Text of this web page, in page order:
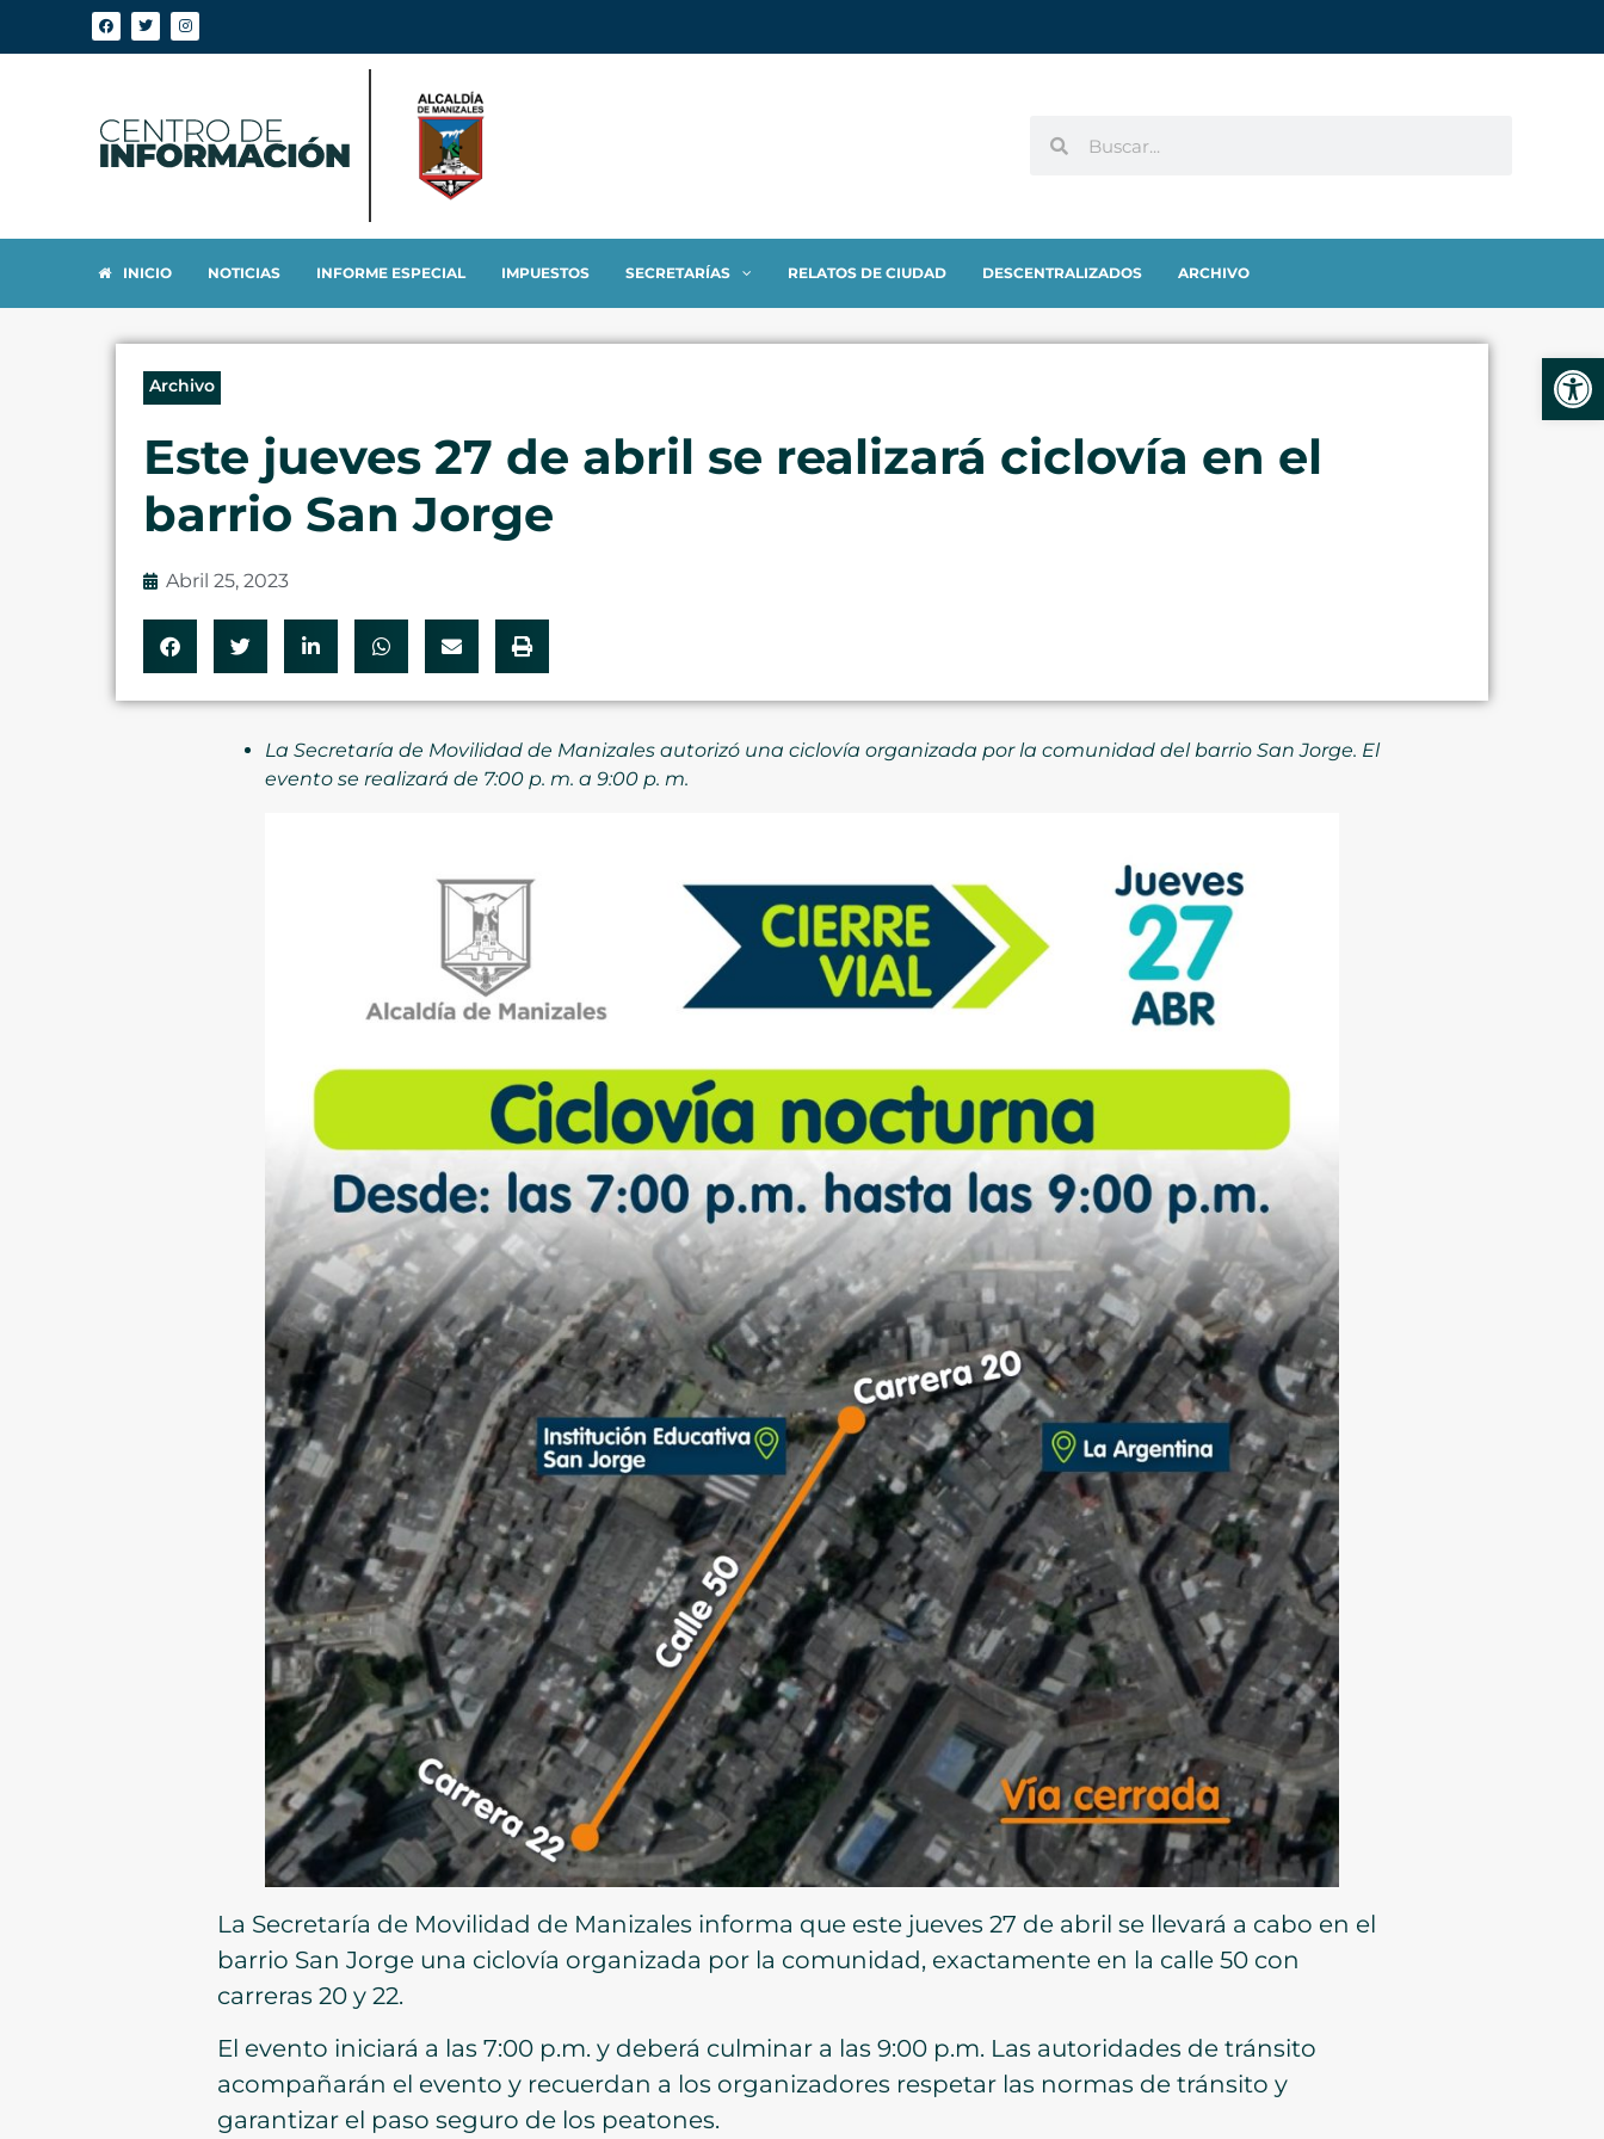
INICIO NOTICIAS INFORME ESPECIAL IMPUESTOS SECRETARÍAS RELATOS DE CIUDAD DESCENTRALIZADOS ARCHIVO
Archivo
Este jueves 27 de abril se realizará ciclovía en el
barrio San Jorge
Abril 25, 2023
La Secretaría de Movilidad de Manizales autorizó una ciclovía organizada por la comunidad del barrio San Jorge. El
evento se realizará de 7:00 p. m. a 9:00 p. m.
La Secretaría de Movilidad de Manizales informa que este jueves 27 de abril se llevará a cabo en el
barrio San Jorge una ciclovía organizada por la comunidad, exactamente en la calle 50 con
carreras 20 y 22.
El evento iniciará a las 7:00 p.m. y deberá culminar a las 9:00 p.m. Las autoridades de tránsito
acompañarán el evento y recuerdan a los organizadores respetar las normas de tránsito y
garantizar el paso seguro de los peatones.